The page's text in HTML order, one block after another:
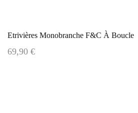
Etrivières Monobranche F&C À Boucle
69,90 €